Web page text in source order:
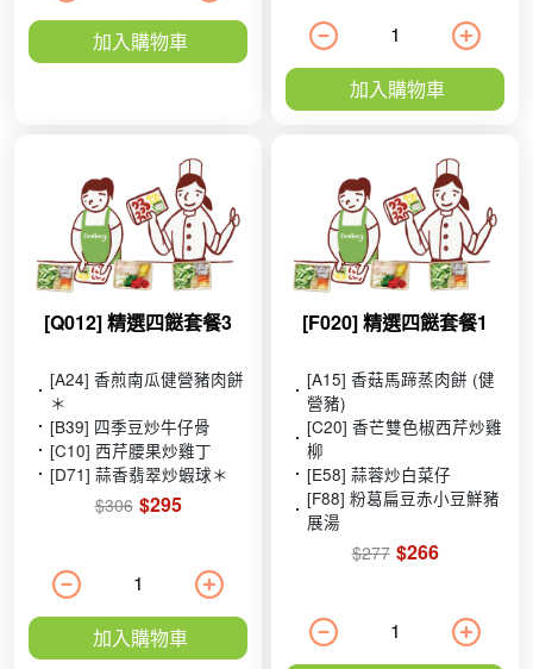
加入購物車
加入購物車
[Q012] 精選四餸套餐3
[A24] 香煎南瓜健營豬肉餅
＊
[B39] 四季豆炒牛仔骨
[C10] 西芹腰果炒雞丁
[D71] 蒜香翡翠炒蝦球＊
$306 $295
加入購物車
[F020] 精選四餸套餐1
[A15] 香菇馬蹄蒸肉餅 (健
營豬)
[C20] 香芒雙色椒西芹炒雞
柳
[E58] 蒜蓉炒白菜仔
[F88] 粉葛扁豆赤小豆鮮豬
展湯
$277 $266